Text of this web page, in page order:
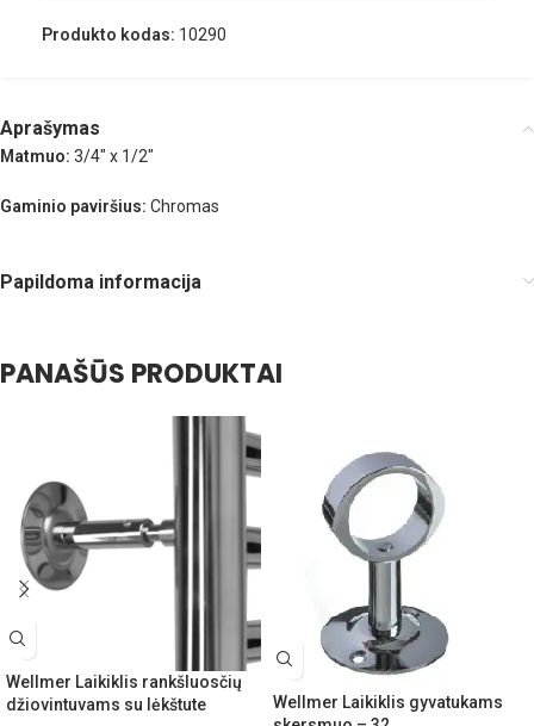
Produkto kodas: 10290
Aprašymas
Matmuo: 3/4″ x 1/2″
Gaminio paviršius: Chromas
Papildoma informacija
PANAŠŪS PRODUKTAI
Wellmer Laikiklis rankšluosčių
džiovintuvams su lėkštute
Wellmer Laikiklis gyvatukams